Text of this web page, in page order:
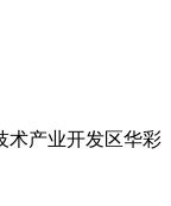
术产业开发区华彩